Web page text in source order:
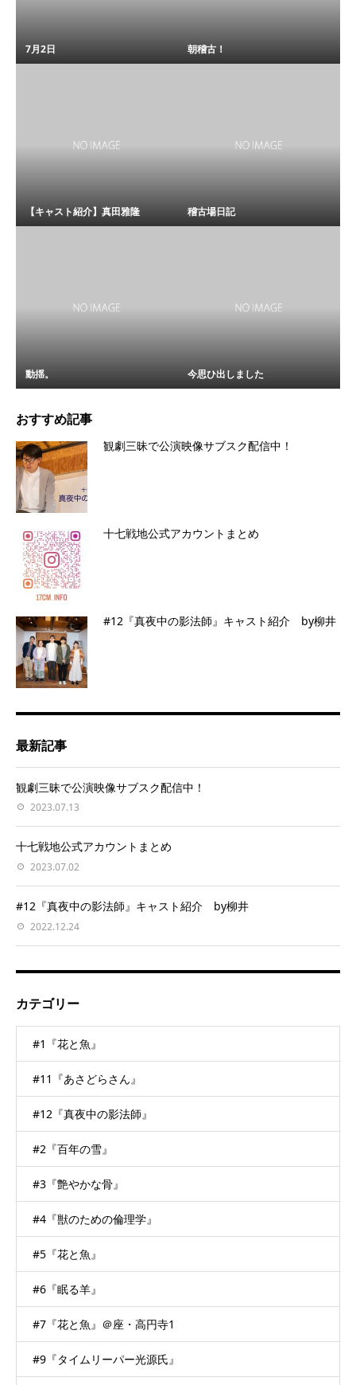
7月2日 朝稽古！
【キャスト紹介】真田雅隆 稽古場日記
動揺。 今思ひ出しました
おすすめ記事
観劇三昧で公演映像サブスク配信中！
十七戦地公式アカウントまとめ
#12『真夜中の影法師』キャスト紹介 by柳井
最新記事
観劇三昧で公演映像サブスク配信中！
2023.07.13
十七戦地公式アカウントまとめ
2023.07.02
#12『真夜中の影法師』キャスト紹介 by柳井
2022.12.24
カテゴリー
#1『花と魚』
#11『あさどらさん』
#12『真夜中の影法師』
#2『百年の雪』
#3『艶やかな骨』
#4『獣のための倫理学』
#5『花と魚』
#6『眠る羊』
#7『花と魚』＠座・高円寺1
#9『タイムリーパー光源氏』